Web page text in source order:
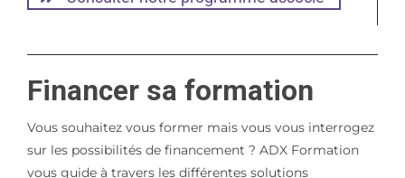
Financer sa formation
Vous souhaitez vous former mais vous vous interrogez
sur les possibilités de financement ? ADX Formation
vous guide à travers les différentes solutions